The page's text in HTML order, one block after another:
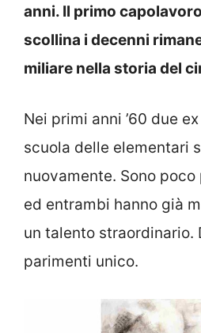
anni. Il primo
scollina i decenni
miliare nella storia del
Nei primi anni ’60 due
scuola delle elementari
nuovamente. Sono
ed entrambi hanno già
un talento straordinario.
parimenti unico.